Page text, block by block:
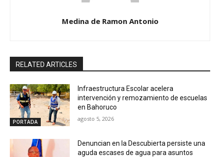
Medina de Ramon Antonio
RELATED ARTICLES
PORTADA
Infraestructura Escolar acelera
intervención y remozamiento de escuelas
en Bahoruco
agosto 5, 2026
Denuncian en la Descubierta persiste una
aguda escases de agua para asuntos